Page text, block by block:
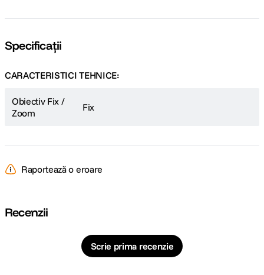
Specificații
CARACTERISTICI TEHNICE:
Obiectiv Fix /
Zoom
Fix
Raportează o eroare
Recenzii
Scrie prima recenzie